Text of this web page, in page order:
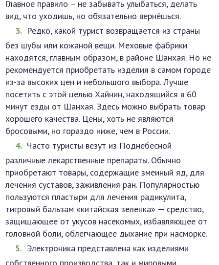
Главное правило – не забывать улыбаться, делать
вид, что уходишь, но обязательно вернёшься.
Редко, какой турист возвращается из страны
без шубы или кожаной вещи. Меховые фабрики
находятся, главным образом, в районе Шанхая. Но не
рекомендуется приобретать изделия в самом городе
из-за высоких цен и небольшого выбора. Лучше
посетить с этой целью Хайнин, находящийся в 60
минут езды от Шанхая. Здесь можно выбрать товар
хорошего качества. Цены, хоть не являются
бросовыми, но гораздо ниже, чем в России.
Часто туристы везут из Поднебесной
различные лекарственные препараты. Обычно
приобретают товары, содержащие змеиный яд, для
лечения суставов, заживления ран. Популярностью
пользуются пластыри для лечения радикулита,
тигровый бальзам «китайская зеленка» — средство,
защищающее от укусов насекомых, избавляющее от
головной боли, облегчающее дыхание при насморке.
Электроника представлена как изделиями
собственного производства, так и мировыми